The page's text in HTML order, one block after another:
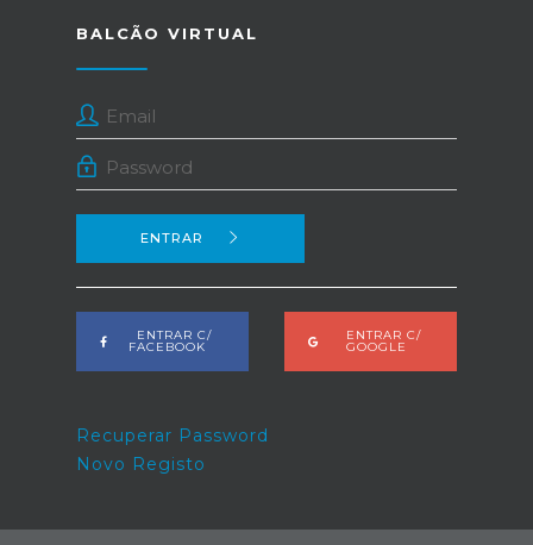
BALCÃO VIRTUAL
ENTRAR
ENTRAR C/
FACEBOOK
ENTRAR C/
GOOGLE
Recuperar Password
Novo Registo